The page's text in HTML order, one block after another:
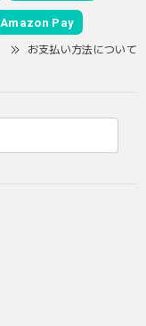
Amazon Pay
お支払い方法について